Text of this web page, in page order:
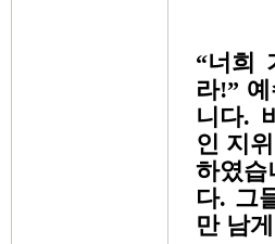
“너희
라!”
니다.
인 지
하였
다. 그
만 남